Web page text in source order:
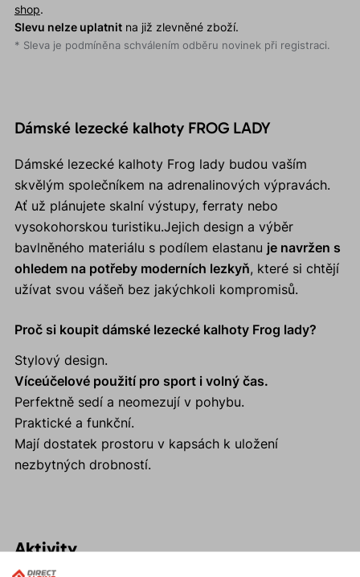
shop.
Slevu nelze uplatnitna již zlevněné zboží.
* Sleva je podmíněna schválením odběru novinek při registraci.
Dámské lezecké kalhoty FROG LADY
Dámské lezecké kalhoty Frog lady budou vaším
skvělým společníkem na adrenalinových výpravách.
Ať už plánujete skalní výstupy, ferraty nebo
vysokohorskou turistiku.Jejich design a výběr
bavlněného materiálu s podílem elastanu je navržen s
ohledem na potřeby moderních lezkyň, které si chtějí
užívat svou vášeň bez jakýchkoli kompromisů.
Proč si koupit dámské lezecké kalhoty Frog lady?
Stylový design.
Víceúčelové použití pro sport i volný čas.
Perfektně sedí a neomezují v pohybu.
Praktické a funkční.
Mají dostatek prostoru v kapsách k uložení
nezbytných drobností.
Aktivity